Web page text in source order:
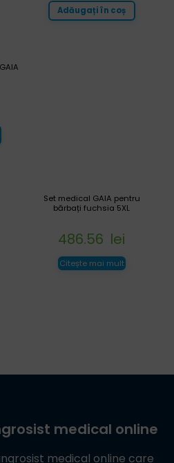
Adăugați în coș
Set medical GAIA pentru
bărbați fuchsia 5XL
486.56 lei
Citește mai mult
medical online
medical online care